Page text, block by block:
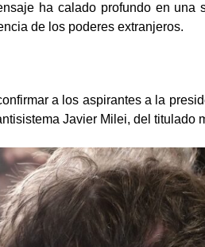
ha calado profundo en una
de los poderes extranjeros.
a los aspirantes a la
Javier Milei, del titulado